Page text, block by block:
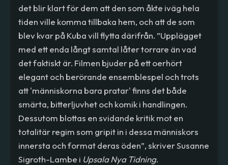
det blir klart för dem att den som åkte iväg hela
tiden ville komma tillbaka hem, och att de som
blev kvar på Kuba vill flytta därifrån. ”Upplägget
med ett enda långt samtal låter torrare än vad
det faktiskt är. Filmen bjuder på ett oerhört
elegant och berörande ensemblespel och trots
att 'människorna bara pratar' finns det både
smärta, bitterljuvhet och komik i handlingen.
Dessutom blottas en svidande kritik mot en
totalitär regim som gripit in i dessa människors
innersta och format deras öden”, skriver Susanne
Sigroth-Lambe i Upsala Nya Tidning.